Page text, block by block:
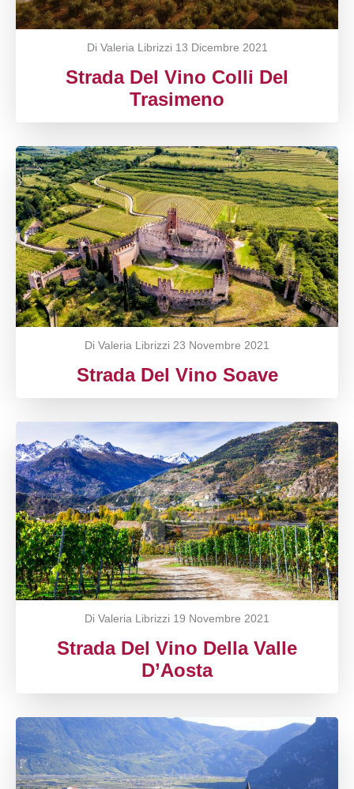
Di Valeria Librizzi 13 Dicembre 2021
Strada Del Vino Colli Del
Trasimeno
Di Valeria Librizzi 23 Novembre 2021
Strada Del Vino Soave
Di Valeria Librizzi 19 Novembre 2021
Strada Del Vino Della Valle
D’Aosta